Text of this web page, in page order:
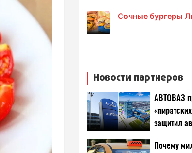
Сочные бургеры
Новости партнеров
АВТОВАЗ
защитил
Почему